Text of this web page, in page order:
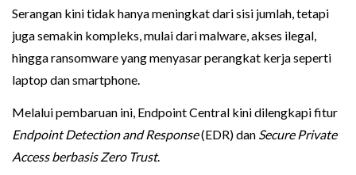
Serangan kini tidak hanya meningkat dari sisi jumlah, tetapi
juga semakin kompleks, mulai dari malware, akses ilegal,
hingga ransomware yang menyasar perangkat kerja seperti
laptop dan smartphone.
Melalui pembaruan ini, Endpoint Central kini dilengkapi fitur
Endpoint Detection and Response(EDR) dan Secure Private
Access berbasis Zero Trust.